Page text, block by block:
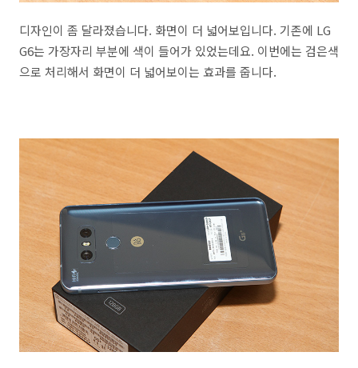
디자인이 좀 달라졌습니다. 화면이 더 넓어보입니다. 기존에 LG
G6는 가장자리 부분에 색이 들어가 있었는데요. 이번에는 검은색
으로 처리해서 화면이 더 넓어보이는 효과를 줍니다.